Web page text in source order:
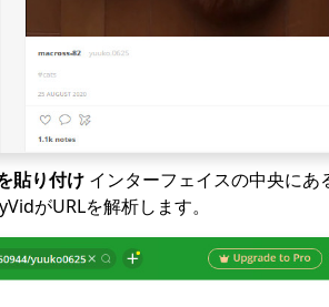
貼り付け インターフェイスの中央にあ
がURLを解析します。